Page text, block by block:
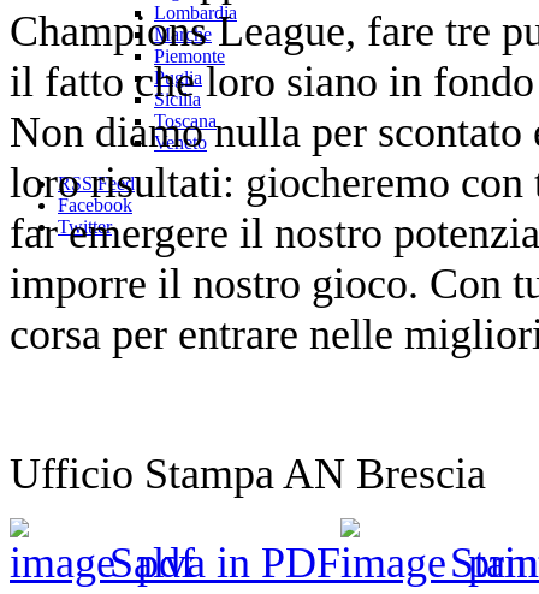
Lombardia
Marche
Piemonte
Puglia
Sicilia
Toscana
Veneto
RSS Feed
Facebook
Twitter
Champions League, fare tre
il fatto che loro siano in
Non diamo nulla per scontato
loro risultati: giocheremo con
far emergere il nostro
imporre il nostro gioco. Con
corsa per entrare nelle
Ufficio Stampa AN Brescia
Salva in PDF